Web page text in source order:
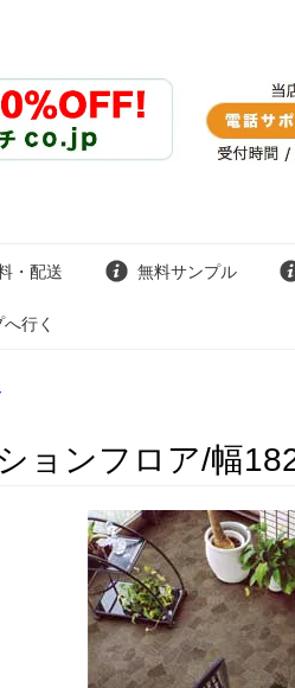
・配送 無料サンプル
行く
ョンフロア/幅